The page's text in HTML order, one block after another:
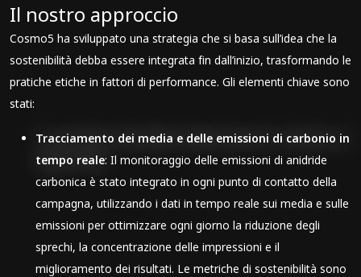
Il nostro approccio
Cosmo5 ha sviluppato una strategia che si basa sull’idea che la
sostenibilità debba essere integrata fin dall’inizio, trasformando le
pratiche etiche in fattori di performance. Gli elementi chiave sono
stati:
Tracciamento dei media e delle emissioni di carbonio in
tempo reale: Il monitoraggio delle emissioni di anidride
carbonica è stato integrato in ogni punto di contatto della
campagna, utilizzando i dati in tempo reale sui media e sulle
emissioni per ottimizzare ogni giorno la riduzione degli
sprechi, la concentrazione delle impressioni e il
miglioramento dei risultati. Le metriche di sostenibilità sono